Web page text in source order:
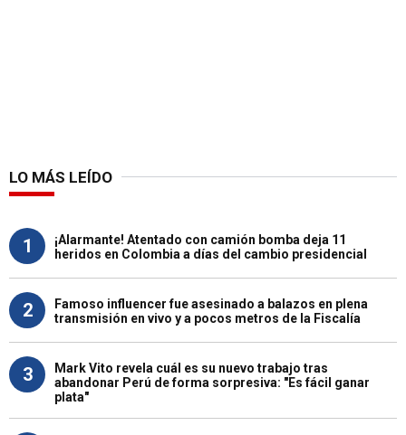
LO MÁS LEÍDO
1
¡Alarmante! Atentado con camión bomba deja 11
heridos en Colombia a días del cambio presidencial
2
Famoso influencer fue asesinado a balazos en plena
transmisión en vivo y a pocos metros de la Fiscalía
3
Mark Vito revela cuál es su nuevo trabajo tras
abandonar Perú de forma sorpresiva: "Es fácil ganar
plata"